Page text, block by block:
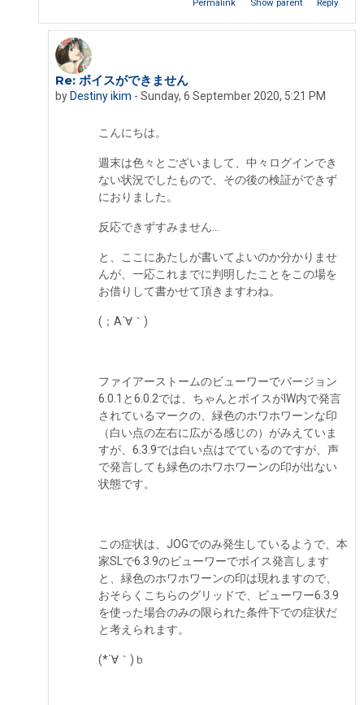
Permalink Show parent Reply
In reply to Iseki Fumikazu
Re: ボイスができません
by Destiny ikim -Sunday, 6 September 2020, 5:21 PM
こんにちは。
週末は色々とございまして、中々ログインでき
ない状況でしたもので、その後の検証ができず
におりました。
反応できずすみません…
と、ここにあたしが書いてよいのか分かりませ
んが、一応これまでに判明したことをこの場を
お借りして書かせて頂きますわね。
(；A´∀｀)
ファイアーストームのビューワーでバージョン
6.0.1と6.0.2では、ちゃんとボイスがIW内で発言
されているマークの、緑色のホワホワーンな印
（白い点の左右に広がる感じの）がみえていま
すが、6.3.9では白い点はでているのですが、声
で発言しても緑色のホワホワーンの印が出ない
状態です。
この症状は、JOGでのみ発生しているようで、本
家SLで6.3.9のビューワーでボイス発言します
と、緑色のホワホワーンの印は現れますので、
おそらくこちらのグリッドで、ビューワー6.3.9
を使った場合のみの限られた条件下での症状だ
と考えられます。
(*´∀｀)ｂ